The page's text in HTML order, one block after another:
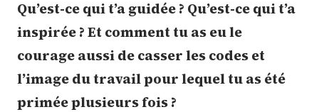
Qu’est-ce qui t’a guidée ? Qu’est-ce qui t’a
inspirée ? Et comment tu as eu le
courage aussi de casser les codes et
l’image du travail pour lequel tu as été
primée plusieurs fois ?